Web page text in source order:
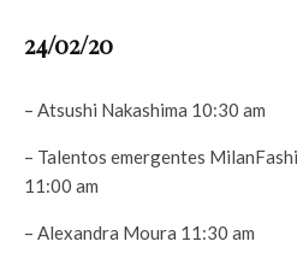
24/02/20
– Atsushi Nakashima 10:30 am
– Talentos emergentes
11:00 am
– Alexandra Moura 11:30 am